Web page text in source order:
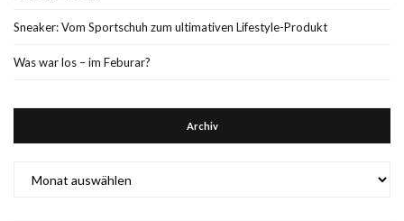
Sneaker: Vom Sportschuh zum ultimativen Lifestyle-Produkt
Was war los – im Feburar?
Archiv